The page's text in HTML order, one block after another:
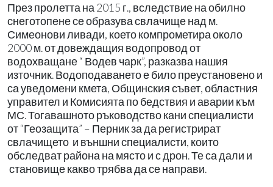
През пролетта на 2015 г., вследствие на обилно
снеготопене се образува свлачище над м.
Симеонови ливади, което компрометира около
2000 м. от довеждащия водопровод от
водохващане “ Водев чарк”, разказва нашия
източник. Водоподаването е било преустановено и
са уведомени кмета, Общинския съвет, областния
управител и Комисията по бедствия и аварии към
МС. Тогавашното ръководство кани специалисти
от “Геозащита” – Перник за да регистрират
свлачището и външни специалисти, които
обследват района на място и с дрон. Те са дали и
становище какво трябва да се направи.